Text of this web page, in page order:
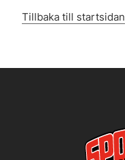
Tillbaka till startsidan